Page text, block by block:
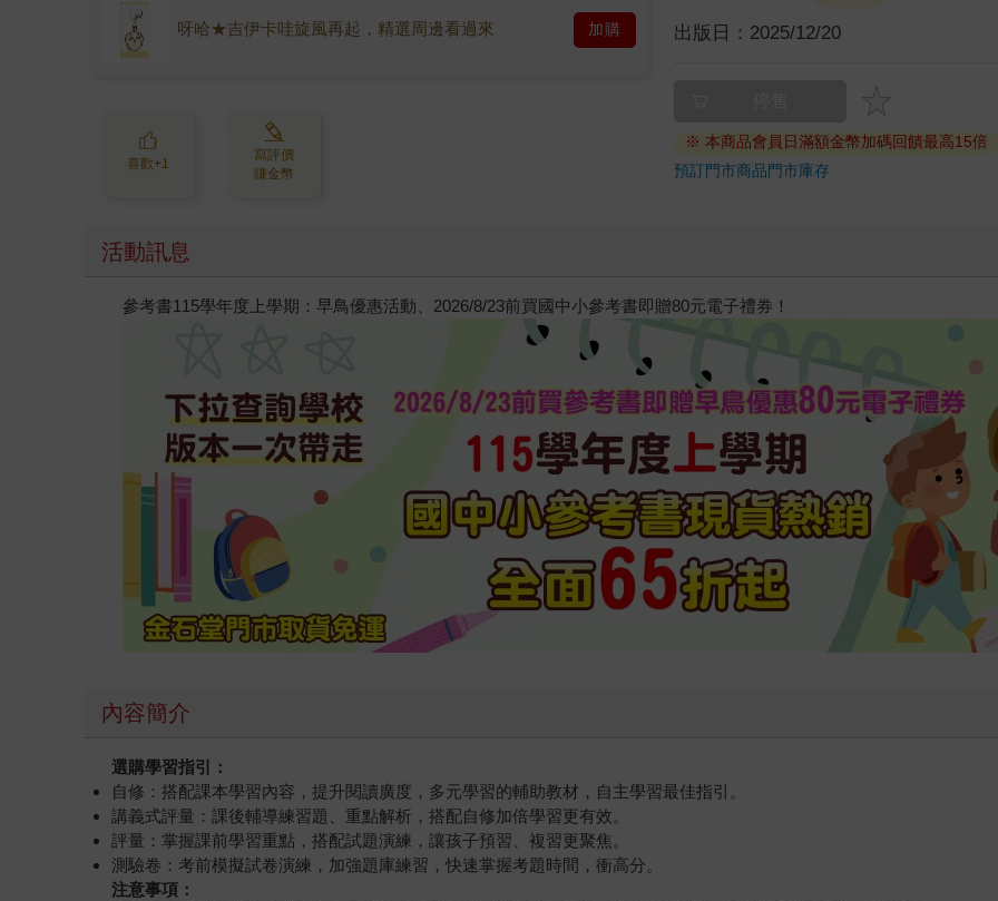
呀哈★吉伊卡哇旋風再起，精選周邊看過來 加購
喜歡+1
寫評價
賺金幣
出版日： 2025/12/20
※ 本商品會員日滿額金幣加碼回饋最高15倍
預訂門市商品門市庫存
活動訊息
參考書115學年度上學期：早鳥優惠活動、2026/8/23前買國中小參考書即贈80元電子禮券！
內容簡介
選購學習指引：
自修：搭配課本學習內容，提升閱讀廣度，多元學習的輔助教材，自主學習最佳指引。
講義式評量：課後輔導練習題、重點解析，搭配自修加倍學習更有效。
評量：掌握課前學習重點，搭配試題演練，讓孩子預習、複習更聚焦。
測驗卷：考前模擬試卷演練，加強題庫練習，快速掌握考題時間，衝高分。
注意事項：